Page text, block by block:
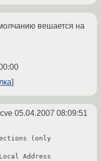
вешается на
05.04.2007 08:09:51
(only
Address